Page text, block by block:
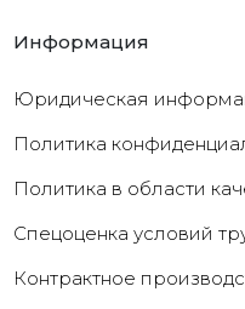
Информация
Юридическая
Политика
Политика в области
Cпецоценка условий
Контрактное